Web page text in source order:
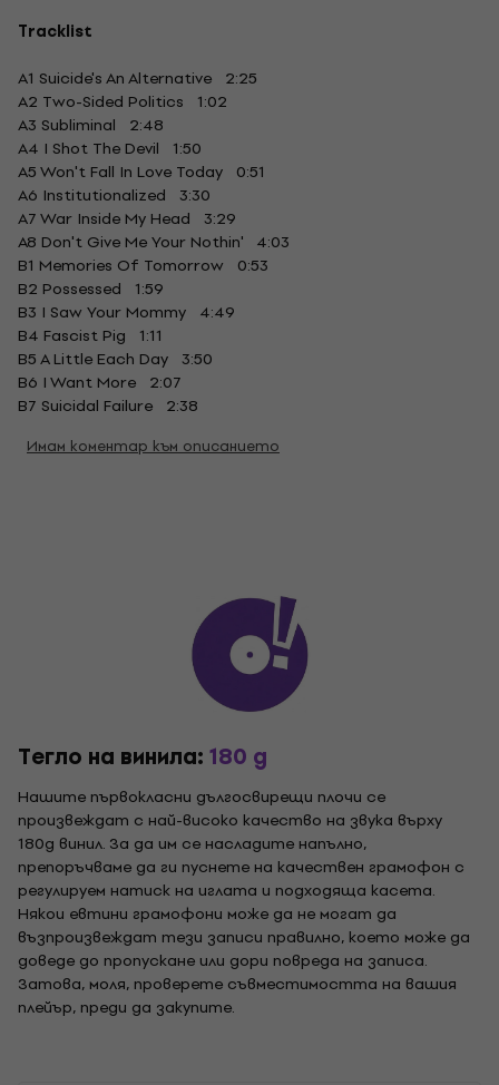
Tracklist
A1 Suicide's An Alternative 2:25
A2 Two-Sided Politics 1:02
A3 Subliminal 2:48
A4 I Shot The Devil 1:50
A5 Won't Fall In Love Today 0:51
A6 Institutionalized 3:30
A7 War Inside My Head 3:29
A8 Don't Give Me Your Nothin' 4:03
B1 Memories Of Tomorrow 0:53
B2 Possessed 1:59
B3 I Saw Your Mommy 4:49
B4 Fascist Pig 1:11
B5 A Little Each Day 3:50
B6 I Want More 2:07
B7 Suicidal Failure 2:38
Имам коментар към описанието
Тегло на винила:180 g
Нашите първокласни дългосвирещи плочи се
произвеждат с най-високо качество на звука върху
180g винил. За да им се насладите напълно,
препоръчваме да ги пуснете на качествен грамофон с
регулируем натиск на иглата и подходяща касета.
Някои евтини грамофони може да не могат да
възпроизвеждат тези записи правилно, което може да
доведе до пропускане или дори повреда на записа.
Затова, моля, проверете съвместимостта на вашия
плейър, преди да закупите.